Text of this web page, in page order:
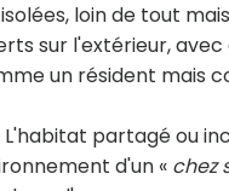
loin de tout
sur l'extérieur,
un résident mais
L'habitat partagé ou
d'un « chez